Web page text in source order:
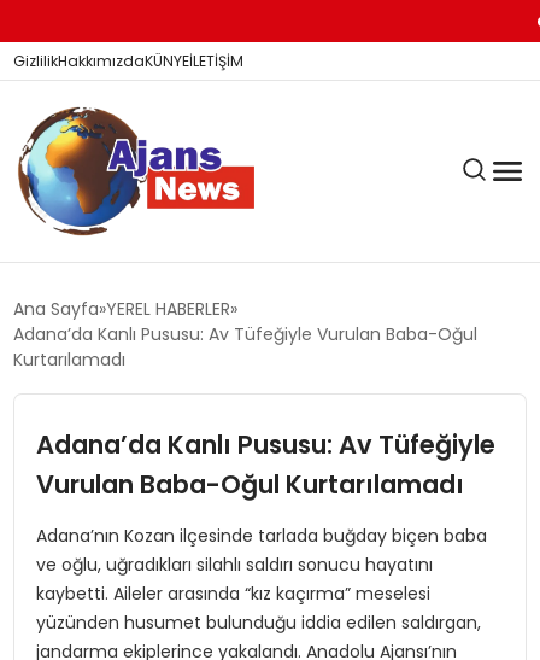
GizlilikHakkımızdaKÜNYEİLETİŞİM
KÖŞE YAZILARI
SİYASET
DÜNYA
YEREL HABERLER
Ana Sayfa YEREL HABERLER
Adana’da Kanlı Pususu: Av Tüfeğiyle Vurulan Baba-Oğul
Kurtarılamadı
Adana’da Kanlı Pususu: Av Tüfeğiyle
Vurulan Baba-Oğul Kurtarılamadı
Adana’nın Kozan ilçesinde tarlada buğday biçen baba
ve oğlu, uğradıkları silahlı saldırı sonucu hayatını
kaybetti. Aileler arasında “kız kaçırma” meselesi
yüzünden husumet bulunduğu iddia edilen saldırgan,
jandarma ekiplerince yakalandı. Anadolu Ajansı’nın